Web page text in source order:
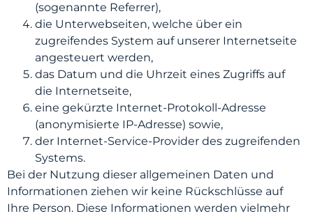
(sogenannte Referrer),
die Unterwebseiten, welche über ein
zugreifendes System auf unserer Internetseite
angesteuert werden,
das Datum und die Uhrzeit eines Zugriffs auf
die Internetseite,
eine gekürzte Internet-Protokoll-Adresse
(anonymisierte IP-Adresse) sowie,
der Internet-Service-Provider des zugreifenden
Systems.
Bei der Nutzung dieser allgemeinen Daten und
Informationen ziehen wir keine Rückschlüsse auf
Ihre Person. Diese Informationen werden vielmehr